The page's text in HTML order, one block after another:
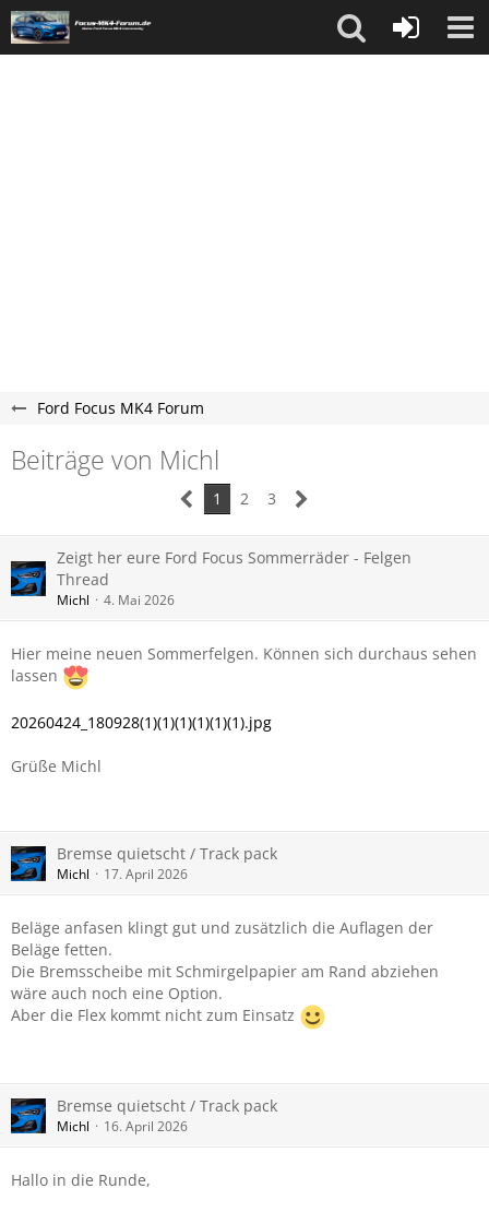
Ford Focus MK4 Forum
Beiträge von Michl
1 2 3
Zeigt her eure Ford Focus Sommerräder - Felgen
Thread
Michl 4. Mai 2026
Hier meine neuen Sommerfelgen. Können sich durchaus sehen
lassen
20260424_180928(1)(1)(1)(1)(1)(1).jpg
Grüße Michl
Bremse quietscht / Track pack
Michl 17. April 2026
Beläge anfasen klingt gut und zusätzlich die Auflagen der
Beläge fetten.
Die Bremsscheibe mit Schmirgelpapier am Rand abziehen
wäre auch noch eine Option.
Aber die Flex kommt nicht zum Einsatz
Bremse quietscht / Track pack
Michl 16. April 2026
Hallo in die Runde,